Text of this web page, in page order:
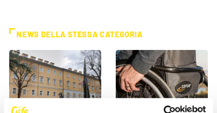
NEWS DELLA STESSA CATEGORIA